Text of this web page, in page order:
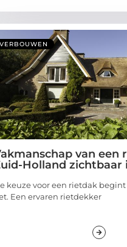
VERBOUWEN
van een
Holland zichtbaar
keuze voor een rietdak
Een ervaren rietdekker